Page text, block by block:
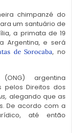
chimpanzé do
um santuário de
a primata de 19
Argentina, e será
de Sorocaba, no
argentina
pelos Direitos dos
alegando que as
De acordo com a
até então